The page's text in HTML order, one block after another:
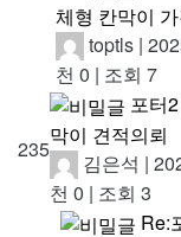
체형 칸막이
toptls |
천 0 | 조회 7
235
포터
막이 견적의뢰
김은석 |
천 0 | 조회 3
Re: